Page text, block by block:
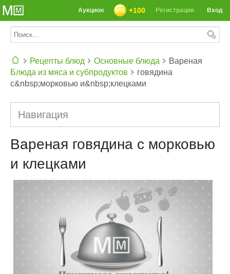
СЕГОДНЯ: 39142 РЕЦЕПТА
Вход
Регистрация
+100
Аукцион
Рецепты блюд
Основные блюда
Блюда из мяса и субпродуктов
Вареная
говядина
с&nbsp;морковью и&nbsp;клецками
Навигация
Вареная говядина с морковью
и клецками